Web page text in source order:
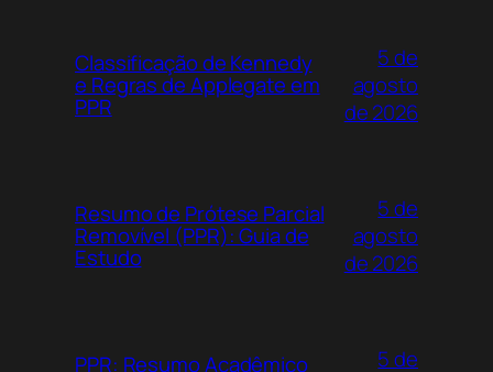
Classificação de Kennedy
e Regras de Applegate em
PPR
5 de
agosto
de 2026
Resumo de Prótese Parcial
Removível (PPR): Guia de
Estudo
5 de
agosto
de 2026
PPR: Resumo Acadêmico
5 de